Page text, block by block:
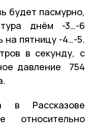
будет пасмурно,
днём -3…-6
на пятницу -4…-5.
в секунду, с
давление 754
в Рассказове
относительно